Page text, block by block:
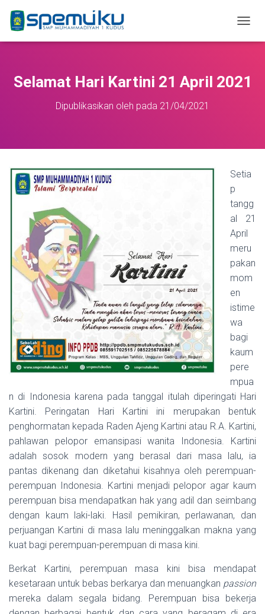
O
L
I
Selamat Hari Kartini 21 April 2021
Dipublikasikan oleh pada 21/04/2021
Setia
p
tangg
al 21
April
meru
pakan
mom
en
istime
wa
bagi
kaum
pere
mpua
n di Indonesia karena pada tanggal itulah diperingati Hari
Kartini. Peringatan Hari Kartini ini merupakan bentuk
penghormatan kepada Raden Ajeng Kartini atau R.A. Kartini,
pahlawan pelopor emansipasi wanita Indonesia. Kartini
adalah sosok modern yang berasal dari masa lalu, ia
pantas dikenang dan diketahui kisahnya oleh perempuan-
perempuan Indonesia. Kartini menjadi pelopor agar kaum
perempuan bisa mendapatkan hak yang adil dan seimbang
dengan kaum laki-laki. Hasil pemikiran, perlawanan, dan
perjuangan Kartini di masa lalu meninggalkan makna yang
kuat bagi perempuan-perempuan di masa kini.
Berkat Kartini, perempuan masa kini bisa mendapat
kesetaraan untuk bebas berkarya dan menuangkan passion
mereka dalam segala bidang. Perempuan bisa bekerja